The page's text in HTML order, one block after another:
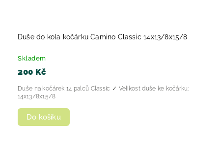
Duše do kola kočárku Camino Classic 14x13/8x15/8
Skladem
200 Kč
Do košíku
Duše na kočárek 14 palců Classic ✓ Velikost duše ke kočárku:
14x13/8x15/8